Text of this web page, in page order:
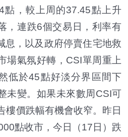
點，較上周的37.45點上升
，連跌6個交易日，利率有
息，以及政府停賣住宅地救
場氣氛好轉，CSI單周重上
低於45點好淡分界區間下
未變。如果未來數周CSI可
樓價跌幅有機會收窄。昨日
點收市，今日（17日）跌